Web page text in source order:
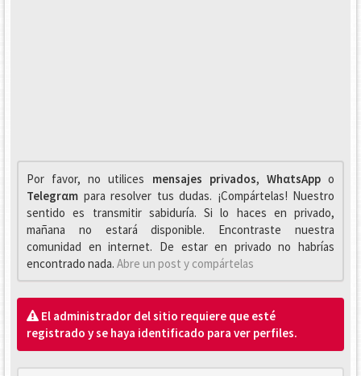
Por favor, no utilices mensajes privados, WhαtsAppo
Telegrαm para resolver tus dudas. ¡Compártelas! Nuestro
sentido es transmitir sabiduría. Si lo haces en privado,
mañana no estará disponible. Encontraste nuestra
comunidad en internet. De estar en privado no habrías
encontrado nada. Abre un post y compártelas
El administrador del sitio requiere que esté
registrado y se haya identificado para ver perfiles.